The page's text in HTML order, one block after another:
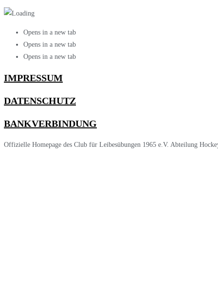
Opens in a new tab
Opens in a new tab
Opens in a new tab
IMPRESSUM
DATENSCHUTZ
BANKVERBINDUNG
Offizielle Homepage des Club für Leibesübungen 1965 e.V. Abteilung